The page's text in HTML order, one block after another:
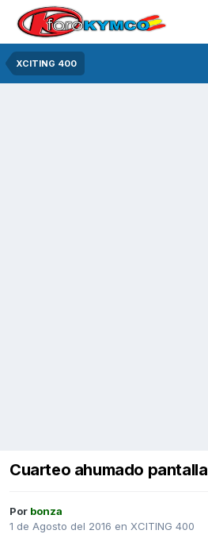
XCITING 400
Cuarteo ahumado pantalla
Por bonza
1 de Agosto del 2016 en XCITING 400